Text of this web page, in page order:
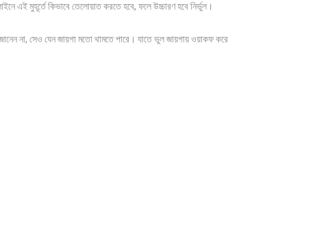
এই মুহূর্তে কিভাবে তেলোয়াত করতে হবে, ফলে উচ্চারণ হবে নির্ভুল।
না, সেও যেন জায়গা মতো থামতে পারে। যাতে ভুল জায়গায় ওয়াকফ করে